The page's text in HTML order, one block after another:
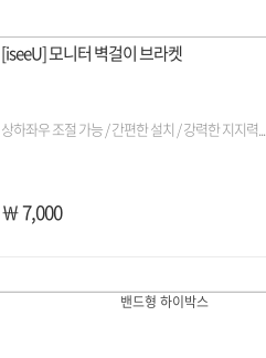
[iseeU] 모니터 벽걸이 브라켓
상하좌우 조절 가능 / 간편한 설치 / 강력한 지지력...
￦ 7,000